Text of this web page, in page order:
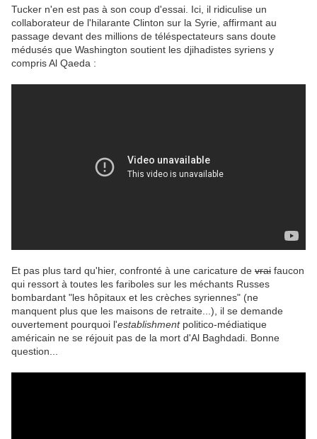
Tucker n'en est pas à son coup d'essai. Ici, il ridiculise un
collaborateur de l'hilarante Clinton sur la Syrie, affirmant au
passage devant des millions de téléspectateurs sans doute
médusés que Washington soutient les djihadistes syriens y
compris Al Qaeda :
Et pas plus tard qu'hier, confronté à une caricature de vrai faucon
qui ressort à toutes les fariboles sur les méchants Russes
bombardant "les hôpitaux et les crèches syriennes" (ne
manquent plus que les maisons de retraite...), il se demande
ouvertement pourquoi l'establishmentpolitico-médiatique
américain ne se réjouit pas de la mort d'Al Baghdadi. Bonne
question...